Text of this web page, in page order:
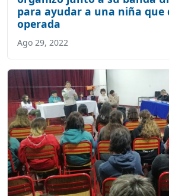
para ayudar a una niña que
operada
Ago 29, 2022